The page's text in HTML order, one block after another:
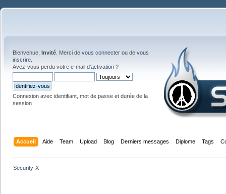
Bienvenue, Invité . Merci de vous connecter ou de vous
inscrire
Avez-vous perdu votre e-mail d'activation ?
Connexion avec identifiant, mot de passe et durée de la
session
Accueil Aide Team Upload Blog Derniers messages Diplome Tags
Security-X